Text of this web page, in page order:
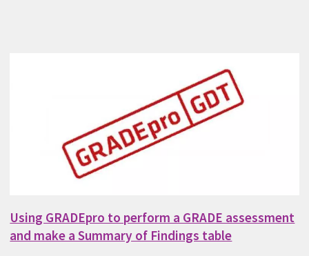
Using GRADEpro to perform a GRADE assessment
and make a Summary of Findings table